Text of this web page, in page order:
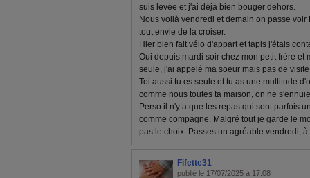
suis levée et j'ai déjà bien bouger dehors.
Nous voilà vendredi et demain on passe
tout envie de la croiser.
Hier bien fait vélo d'appart et tapis j'étais
Oui depuis mardi soir chez mon petit frère et
seule, j'ai appelé ma soeur mais pas de visite
Toi aussi tu es seule et tu as une multitude
comme nous toutes ta maison, on ne
Perso il n'y a que les repas qui sont parfois
comme compagne. Malgré tout je garde le
pas le choix. Passes un agréable vendredi,
Fifette31
publié le 17/07/2025 à 17:08